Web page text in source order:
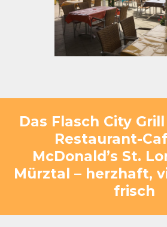
Das Flasch City
Restaurant-
McDonald’s St.
Mürztal – herzhaft,
frisch